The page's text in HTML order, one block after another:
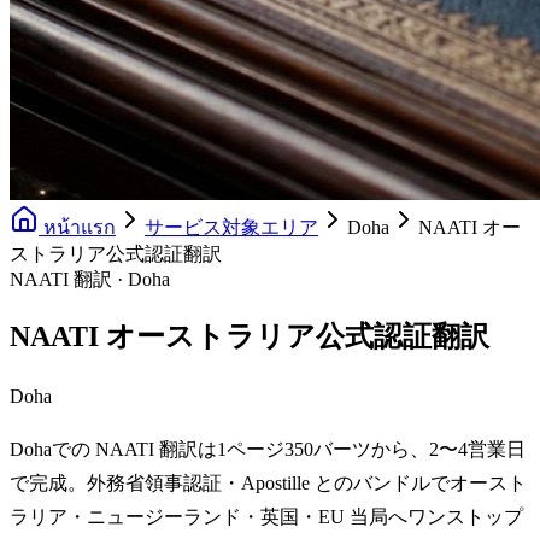
หน้าแรก サービス対象エリア Doha
NAATI オー
ストラリア公式認証翻訳
NAATI 翻訳 · Doha
NAATI オーストラリア公式認証翻訳
Doha
Dohaでの NAATI 翻訳は1ページ350バーツから、2〜4営業日
で完成。外務省領事認証・Apostille とのバンドルでオースト
ラリア・ニュージーランド・英国・EU 当局へワンストップ